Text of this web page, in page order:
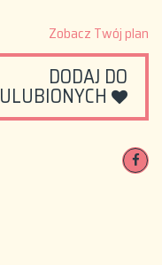
Zobacz Twój plan
DODAJ DO
ULUBIONYCH